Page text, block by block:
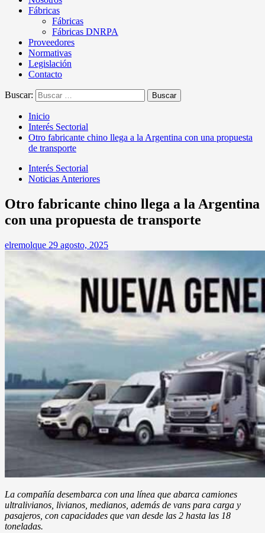
Fábricas
Fábricas
Fábricas DNRPA
Proveedores
Normativas
Legislación
Contacto
Buscar:
Inicio
Interés Sectorial
Otro fabricante chino llega a la Argentina con una propuesta
de transporte
Interés Sectorial
Noticias Anteriores
Otro fabricante chino llega a la Argentina
con una propuesta de transporte
elremolque 29 agosto, 2025
La compañía desembarca con una línea que abarca camiones
ultralivianos, livianos, medianos, además de vans para carga y
pasajeros, con capacidades que van desde las 2 hasta las 18
toneladas.